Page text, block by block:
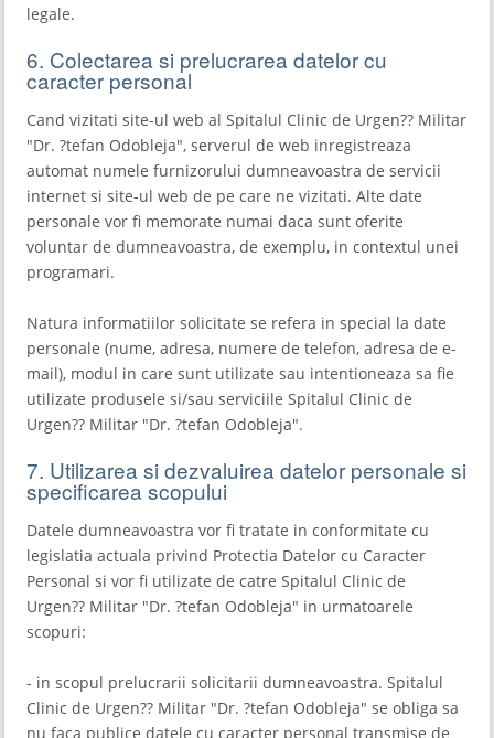
legale.
6. Colectarea si prelucrarea datelor cu
caracter personal
Cand vizitati site-ul web al Spitalul Clinic de Urgen?? Militar
"Dr. ?tefan Odobleja", serverul de web inregistreaza
automat numele furnizorului dumneavoastra de servicii
internet si site-ul web de pe care ne vizitati. Alte date
personale vor fi memorate numai daca sunt oferite
voluntar de dumneavoastra, de exemplu, in contextul unei
programari.
Natura informatiilor solicitate se refera in special la date
personale (nume, adresa, numere de telefon, adresa de e-
mail), modul in care sunt utilizate sau intentioneaza sa fie
utilizate produsele si/sau serviciile Spitalul Clinic de
Urgen?? Militar "Dr. ?tefan Odobleja".
7. Utilizarea si dezvaluirea datelor personale si
specificarea scopului
Datele dumneavoastra vor fi tratate in conformitate cu
legislatia actuala privind Protectia Datelor cu Caracter
Personal si vor fi utilizate de catre Spitalul Clinic de
Urgen?? Militar "Dr. ?tefan Odobleja" in urmatoarele
scopuri:
- in scopul prelucrarii solicitarii dumneavoastra. Spitalul
Clinic de Urgen?? Militar "Dr. ?tefan Odobleja" se obliga sa
nu faca publice datele cu caracter personal transmise de